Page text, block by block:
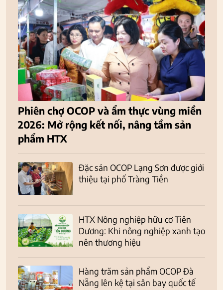
Phiên chợ OCOP và ẩm thực vùng miền
2026: Mở rộng kết nối, nâng tầm sản
phẩm HTX
Đặc sản OCOP Lạng Sơn được giới
thiệu tại phố Tràng Tiền
HTX Nông nghiệp hữu cơ Tiên
Dương: Khi nông nghiệp xanh tạo
nên thương hiệu
Hàng trăm sản phẩm OCOP Đà
Nẵng lên kệ tại sân bay quốc tế